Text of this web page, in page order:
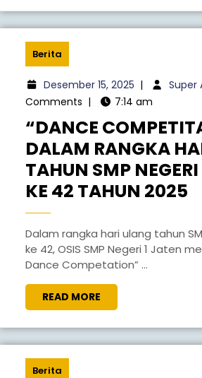
Berita
Desember 15, 2025 | Super
Comments | 7:14 am
“DANCE
DALAM RANGKA
TAHUN SMP
KE 42 TAHUN 2025
Dalam rangka hari ulang tahun SMP Negeri 1 Jaten
ke 42, OSIS SMP Negeri 1 Jaten
Dance Competation” ...
READ MORE
Berita